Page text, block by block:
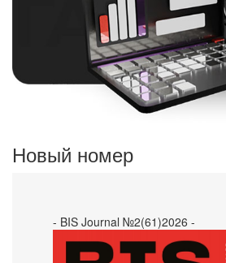
Новый номер
- BIS Journal №2(61)2026 -